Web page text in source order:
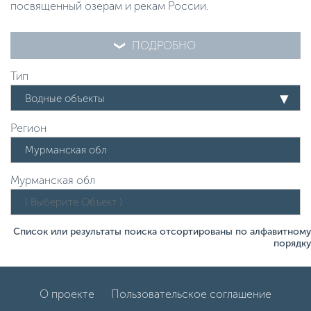
посвященный озерам и рекам России.
ПОДРОБНО
Тип
Водные объекты
Регион
Мурманская обл
Список или результаты поиска отсортированы по алфавитному
порядку
О проекте Пользовательское соглашение